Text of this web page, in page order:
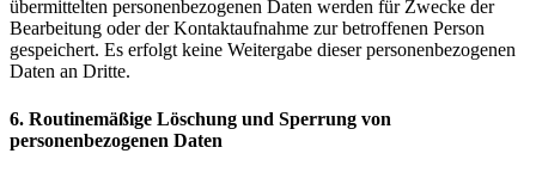
übermittelten personenbezogenen Daten werden für Zwecke der
Bearbeitung oder der Kontaktaufnahme zur betroffenen Person
gespeichert. Es erfolgt keine Weitergabe dieser personenbezogenen
Daten an Dritte.
6. Routinemäßige Löschung und Sperrung von
personenbezogenen Daten